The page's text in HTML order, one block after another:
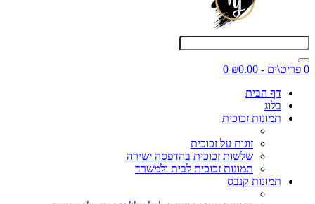
0 פריט\ים - ₪0.00
0
דף הבית
בלוג
תמונות זכוכית
זוגות על זכוכית
שלשות זכוכית בהדפסה ישירה
תמונות זכוכית לבית ולמשרד
תמונות קנבס